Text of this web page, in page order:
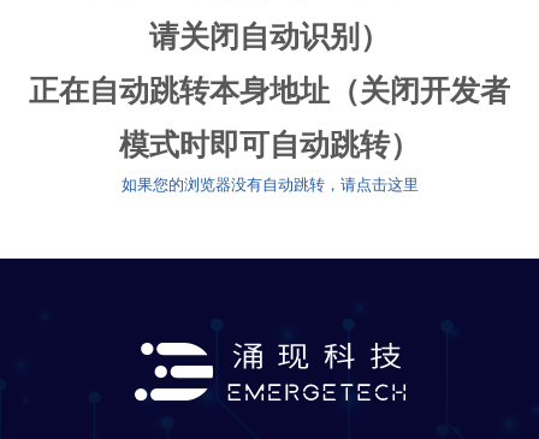
请关闭自动识别）
正在自动跳转本身地址（关闭开发者
模式时即可自动跳转）
如果您的浏览器没有自动跳转，请点击这里